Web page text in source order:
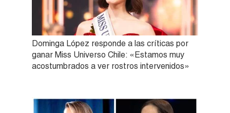
Dominga López responde a las críticas por
ganar Miss Universo Chile: «Estamos muy
acostumbrados a ver rostros intervenidos»